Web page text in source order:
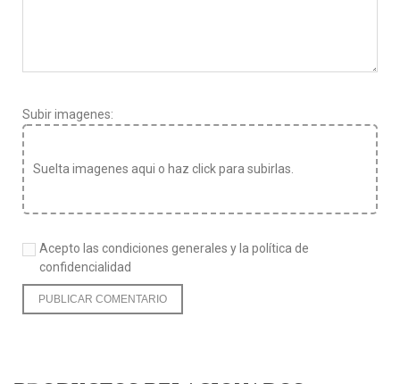
Subir imagenes:
Suelta imagenes aqui o haz click para subirlas.
Acepto las condiciones generales y la política de
confidencialidad